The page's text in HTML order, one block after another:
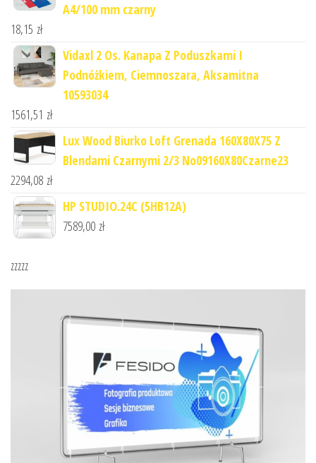
A4/100 mm czarny
18,15 zł
Vidaxl 2 Os. Kanapa Z Poduszkami I
Podnóżkiem, Ciemnoszara, Aksamitna
10593034
1561,51 zł
Lux Wood Biurko Loft Grenada 160X80X75 Z
Blendami Czarnymi 2/3 No09160X80Czarne23
2294,08 zł
HP STUDIO.24C (5HB12A)
7589,00 zł
zzzzz